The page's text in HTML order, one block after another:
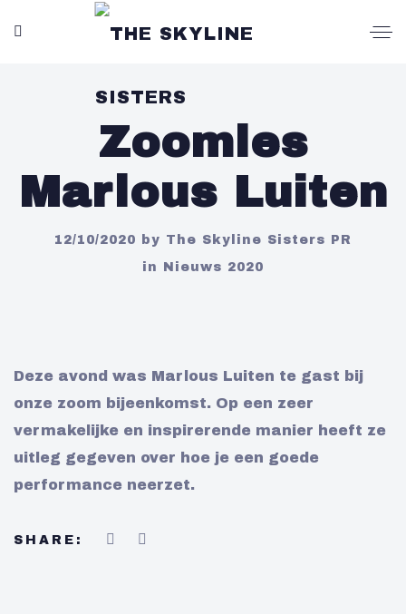
Zoomles
Marlous Luiten
12/10/2020 by The Skyline Sisters PR
in
Nieuws 2020
Deze avond was Marlous Luiten te gast bij
onze zoom bijeenkomst. Op een zeer
vermakelijke en inspirerende manier heeft ze
uitleg gegeven over hoe je een goede
performance neerzet.
SHARE: